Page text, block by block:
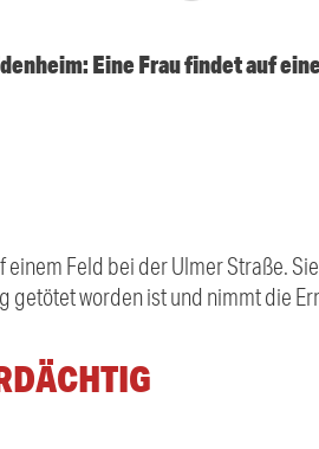
Eine Frau findet auf
Feld bei der Ulmer Straße.
getötet worden ist und nimmt die